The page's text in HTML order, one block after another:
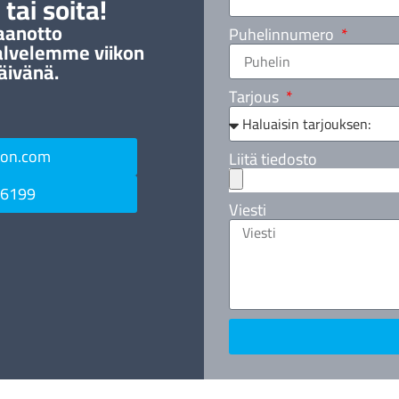
soita!
viikon Puhelinnumero
Tarjous
Liitä tiedosto
Viesti